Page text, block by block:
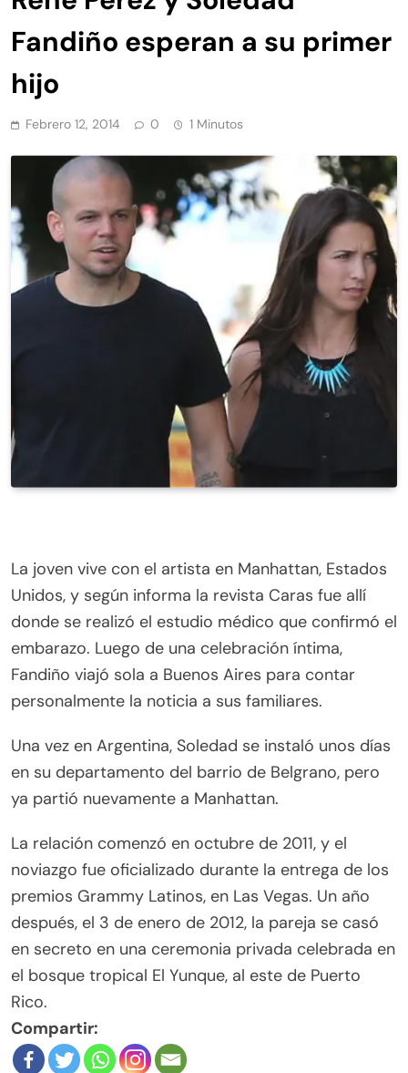
Fandiño esperan a su primer
hijo
Febrero 12, 2014 0 1 Minutos
La joven vive con el artista en Manhattan, Estados
Unidos, y según informa la revista Caras fue allí
donde se realizó el estudio médico que confirmó el
embarazo. Luego de una celebración íntima,
Fandiño viajó sola a Buenos Aires para contar
personalmente la noticia a sus familiares.
Una vez en Argentina, Soledad se instaló unos días
en su departamento del barrio de Belgrano, pero
ya partió nuevamente a Manhattan.
La relación comenzó en octubre de 2011, y el
noviazgo fue oficializado durante la entrega de los
premios Grammy Latinos, en Las Vegas. Un año
después, el 3 de enero de 2012, la pareja se casó
en secreto en una ceremonia privada celebrada en
el bosque tropical El Yunque, al este de Puerto
Rico.
Compartir: